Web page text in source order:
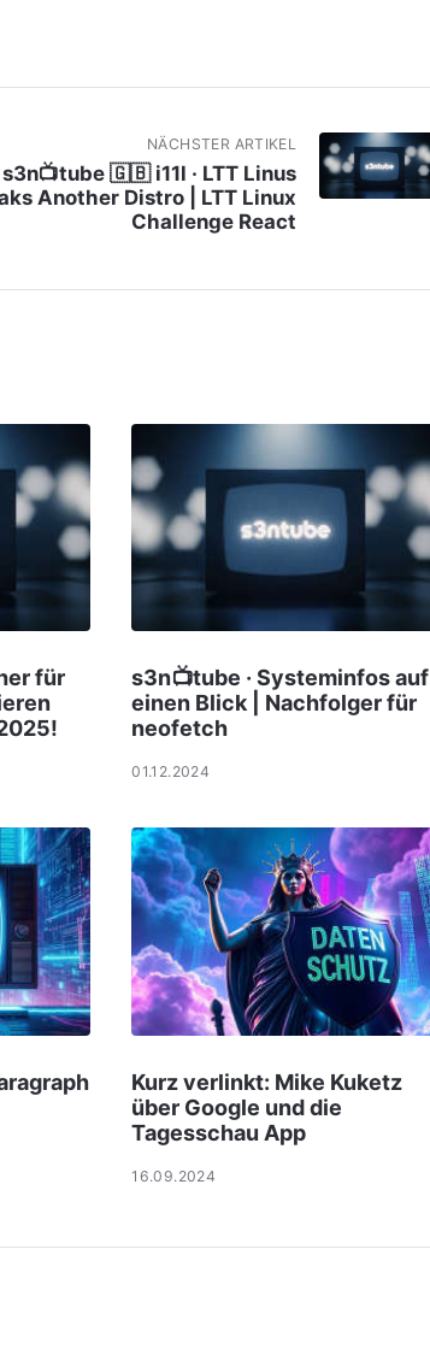
NÄCHSTER ARTIKEL
s3n📺tube 🇬🇧 i11l · LTT Linus
Another Distro | LTT Linux
Challenge React
für
s3n📺tube · Systeminfos auf
einen Blick | Nachfolger für
neofetch
01.12.2024
Kurz verlinkt: Mike Kuketz
über Google und die
Tagesschau App
16.09.2024